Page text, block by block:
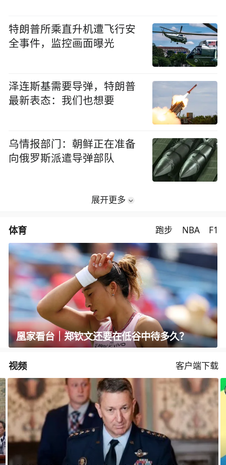
特朗普所乘直升机遭飞行安
全事件，监控画面曝光
泽连斯基需要导弹，特朗普
最新表态：我们也想要
乌情报部门：朝鲜正在准备
向俄罗斯派遣导弹部队
展开更多
体育 跑步 NBA F1
凰家看台｜郑钦文还要在低谷中待多久？
视频 客户端下载